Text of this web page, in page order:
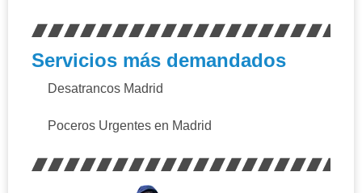
Servicios más demandados
Desatrancos Madrid
Poceros Urgentes en Madrid